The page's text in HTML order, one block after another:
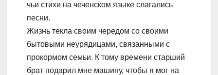
чьи стихи на чеченском языке слагались
песни.
Жизнь текла своим чередом со своими
бытовыми неурядицами, связанными с
прокормом семьи. К тому времени старший
брат подарил мне машину, чтобы я мог на